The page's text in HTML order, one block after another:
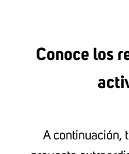
Conoce los
A continuación,